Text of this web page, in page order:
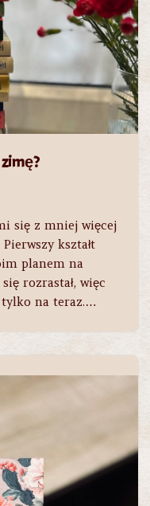
się z mniej więcej
kształt
planem na
rozrastał, więc
tylko na teraz.…